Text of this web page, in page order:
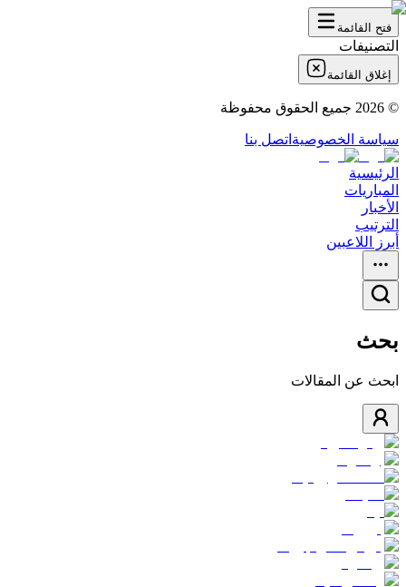
فتح القائمة
التصنيفات
إغلاق القائمة
©
2026 جميع الحقوق محفوظة
سياسة الخصوصية اتصل بنا
الرئيسية
المباريات
الأخبار
الترتيب
أبرز اللاعبين
بحث
ابحث عن المقالات